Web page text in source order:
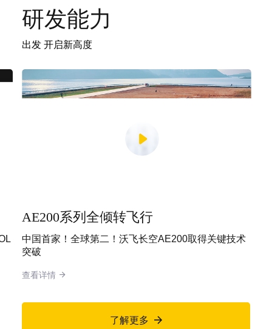
研发能力
出发 开启新高度
AE200系列全倾转飞行
中国首家！全球第二！沃飞长空AE200取得关键技术
突破
查看详情 
了解更多 